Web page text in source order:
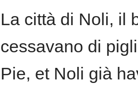
La città di Noli, il
cessavano di
Pie, et Noli già